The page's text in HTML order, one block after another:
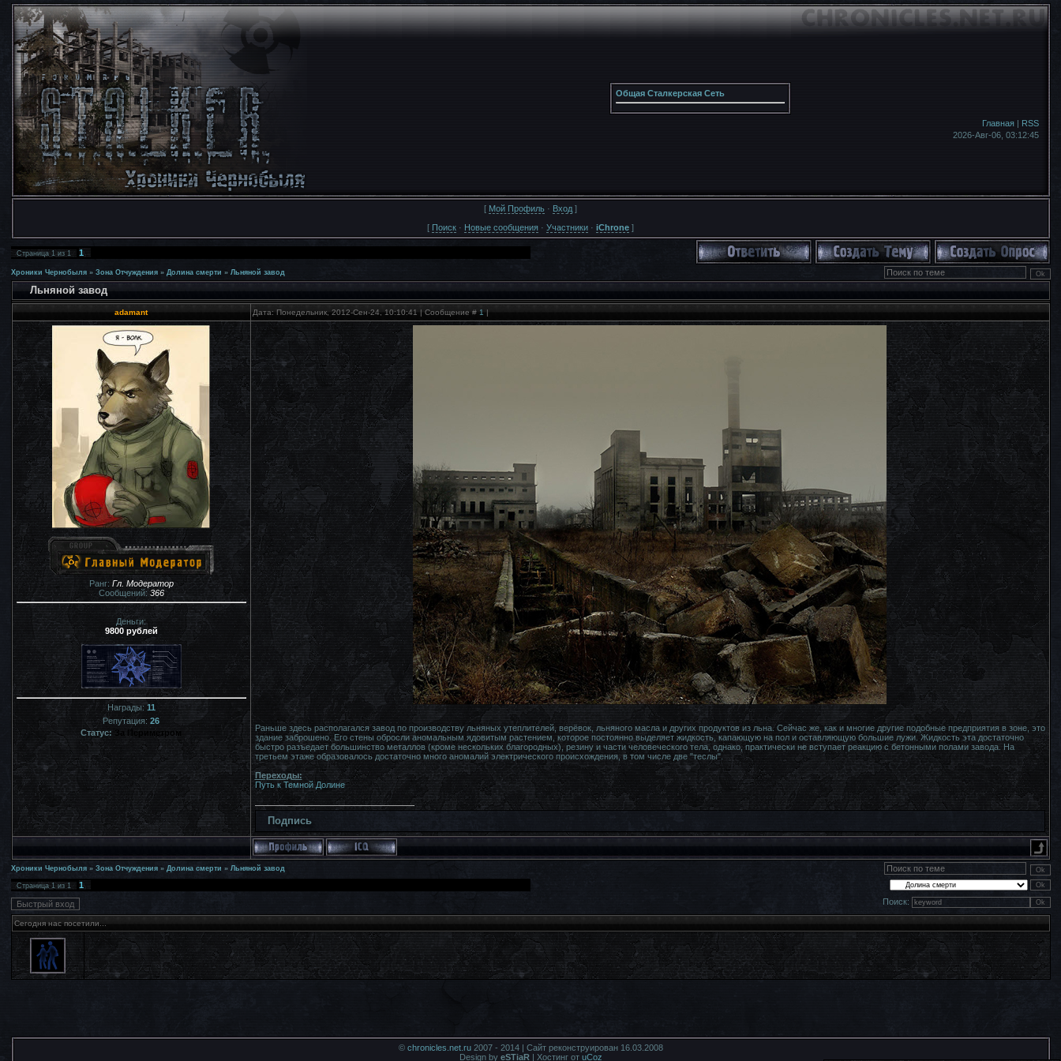
Общая Сталкерская Сеть
Главная| RSS
2026-Авг-06, 03:12:45
[ Мой Профиль · Вход ]
[ Поиск · Новые сообщения · Участники · iChrone ]
Страница1из1 1
Хроники Чернобыля » Зона Отчуждения » Долина смерти » Льняной завод
Льняной завод
adamant Дата: Понедельник, 2012-Сен-24, 10:10:41 | Сообщение # 1 |
Ранг: Гл. Модератор
Сообщений:366
Деньги:
9800 рублей
Награды:11
Репутация: 26
Статус: За Периметром
Раньше здесь располагался завод по производству льняных утеплителей, верёвок, льняного масла и других продуктов из льна. Сейчас же, как и многие другие подобные предприятия в зоне, это
здание заброшено. Его стены обросли аномальным ядовитым растением, которое постоянно выделяет жидкость, капающую на пол и оставляющую большие лужи. Жидкость эта достаточно
быстро разъедает большинство металлов (кроме нескольких благородных), резину и части человеческого тела, однако, практически не вступает реакцию с бетонными полами завода. На
третьем этаже образовалось достаточно много аномалий электрического происхождения, в том числе две "теслы".
Переходы:
Путь к Темной Долине
Подпись
Хроники Чернобыля » Зона Отчуждения » Долина смерти » Льняной завод
Страница1из1
1
Поиск:
Сегодня нас посетили...
© chronicles.net.ru2007 - 2014 | Сайт реконструирован 16.03.2008
Design by eSTiaR| Хостинг от uCoz